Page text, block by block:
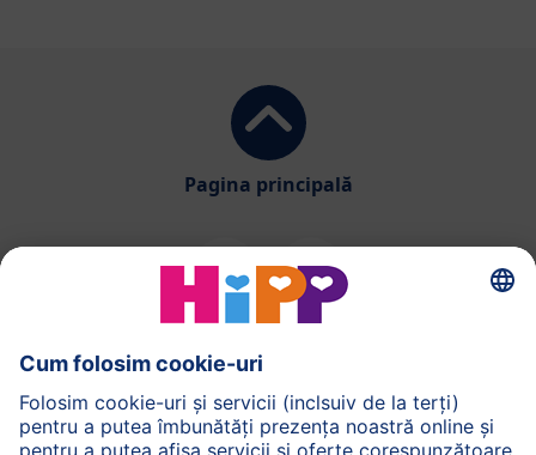
Pagina principală
HiPP Alimentatia
HiPP Produse pentru copii
HiPP Ingrijirea pielii
HiPP Sarcina